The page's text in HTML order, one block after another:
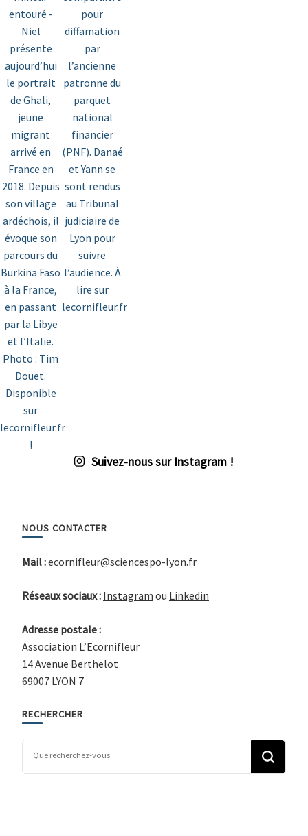
Suivez-nous sur Instagram !
NOUS CONTACTER
Mail :ecornifleur@sciencespo-lyon.fr
Réseaux sociaux : Instagram ou Linkedin
Adresse postale :
Association L’Ecornifleur
14 Avenue Berthelot
69007 LYON 7
RECHERCHER